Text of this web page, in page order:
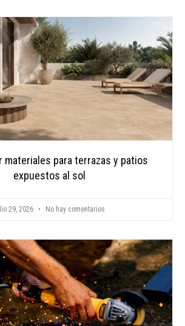
materiales para terrazas y patios
expuestos al sol
29, 2026 No hay comentarios